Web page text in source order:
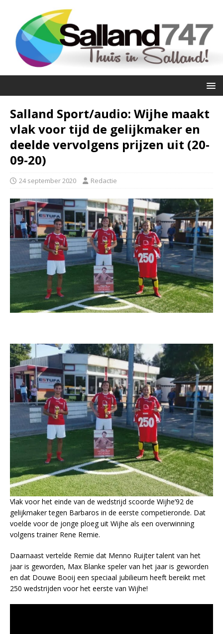
Salland Sport/audio: Wijhe maakt
vlak voor tijd de gelijkmaker en
deelde vervolgens prijzen uit (20-
09-20)
24 september 2020 Redactie
Vlak voor het einde van de wedstrijd scoorde Wijhe’92 de
gelijkmaker tegen Barbaros in de eerste competieronde. Dat
voelde voor de jonge ploeg uit Wijhe als een overwinning
volgens trainer Rene Remie.
Daarnaast vertelde Remie dat Menno Ruijter talent van het
jaar is geworden, Max Blanke speler van het jaar is geworden
en dat Douwe Booij een speciaal jubilieum heeft bereikt met
250 wedstrijden voor het eerste van Wijhe!